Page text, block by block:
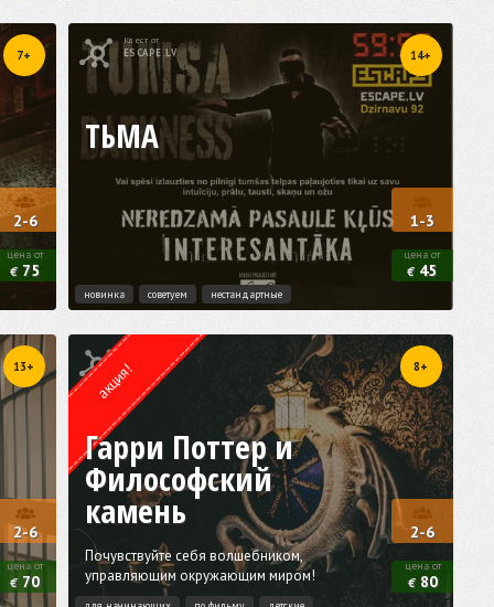
7+
2-6
цена от
€ 75
Квест от
ESCAPE.LV 14+
1-3
цена от
€ 45
ТЬМА
новинка советуем нестандартные
13+
2-6
цена от
€ 70
Weasgley
акция! 8+
2-6
цена от
€ 80
Гарри Поттер и
Философский
камень
Почувствуйте себя волшебником,
управляющим окружающим миром!